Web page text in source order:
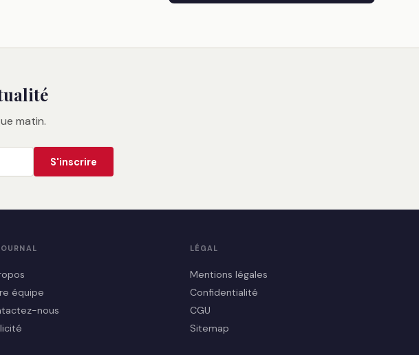
matin.
S'inscrire
équipe
nous
LÉGAL
Mentions légales
Confidentialité
CGU
Sitemap